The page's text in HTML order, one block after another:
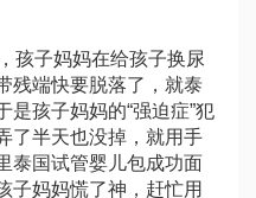
孩子妈妈在给孩子换尿
残端快要脱落了，就泰
是孩子妈妈的“强迫症”犯
了半天也没掉，就用手
泰国试管婴儿包成功面
子妈妈慌了神，赶忙用